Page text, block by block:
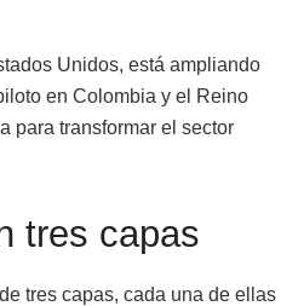
Unidos, está ampliando
en Colombia y el Reino
para transformar el sector
tres capas
tres capas, cada una de ellas